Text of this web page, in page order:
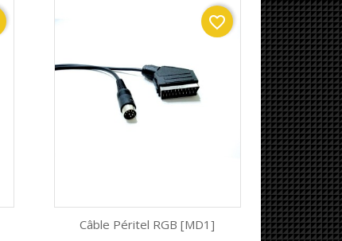
Câble Péritel RGB [MD1]
favorite_border